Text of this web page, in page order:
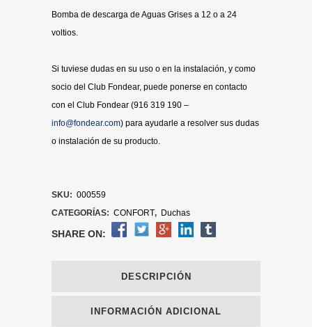
Bomba de descarga de Aguas Grises a 12 o a 24
voltios.
Si tuviese dudas en su uso o en la instalación, y como
socio del Club Fondear, puede ponerse en contacto
con el Club Fondear (916 319 190 –
info@fondear.com) para ayudarle a resolver sus dudas
o instalación de su producto.
SKU: 000559
CATEGORÍAS: CONFORT, Duchas
SHARE ON:
DESCRIPCIÓN
INFORMACIÓN ADICIONAL